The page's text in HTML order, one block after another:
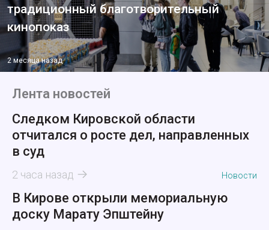
традиционный благотворительный
кинопоказ
2 месяца назад
Лента новостей
Следком Кировской области
отчитался о росте дел, направленных
в суд
2 часа назад Новости
В Кирове открыли мемориальную
доску Марату Эпштейну